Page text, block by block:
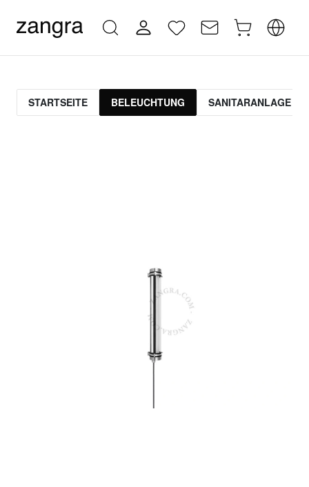
STARTSEITE BELEUCHTUNG SANITARANLAGE